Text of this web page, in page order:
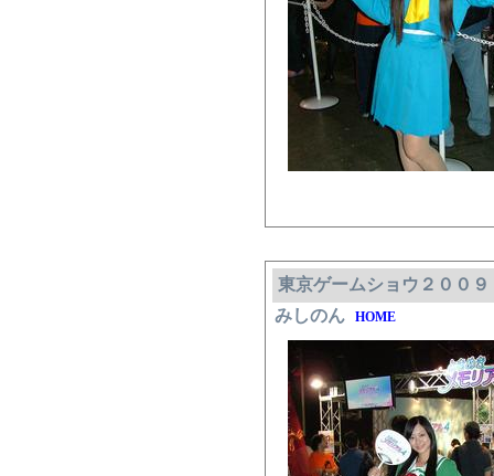
東京ゲームショウ２００９
みしのん
HOME